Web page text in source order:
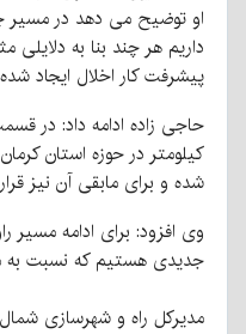
او توضیح می دهد در مسیر
داریم هر چند بنا به دلایلی
پیشرفت کار اخلال ایجاد
شده و برای مابقی آن نیز
وی افزود: برای ادامه مسیر
جدیدی هستیم که نسبت به
مدیرکل راه و شهرسازی شمال